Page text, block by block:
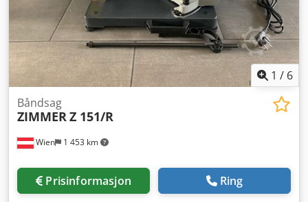
1 / 6
Wien 1 453 km
Båndsag
ZIMMERZ 151/R
Prisinformasjon Ring